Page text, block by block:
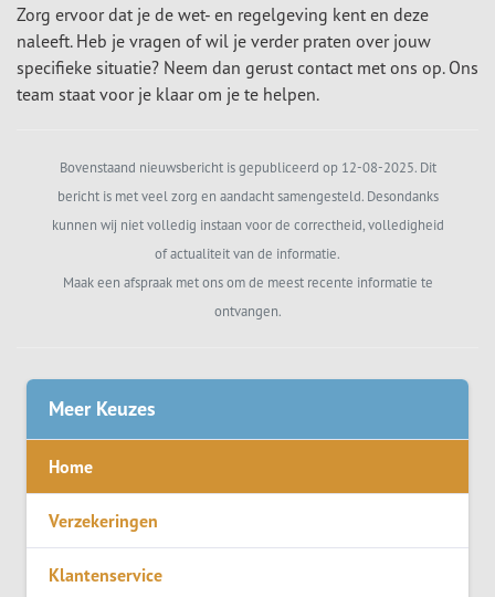
Zorg ervoor dat je de wet- en regelgeving kent en deze
naleeft. Heb je vragen of wil je verder praten over jouw
specifieke situatie? Neem dan gerust contact met ons op. Ons
team staat voor je klaar om je te helpen.
Bovenstaand nieuwsbericht is gepubliceerd op 12-08-2025. Dit
bericht is met veel zorg en aandacht samengesteld. Desondanks
kunnen wij niet volledig instaan voor de correctheid, volledigheid
of actualiteit van de informatie.
Maak een afspraak met ons om de meest recente informatie te
ontvangen.
Meer Keuzes
Home
Verzekeringen
Klantenservice